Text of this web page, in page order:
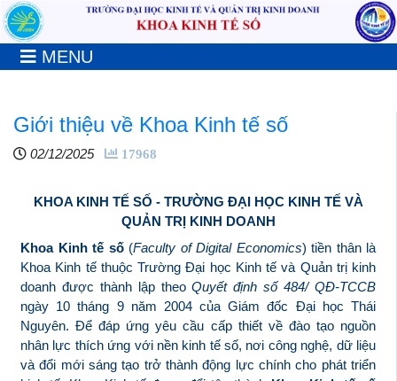
MENU
Giới thiệu về Khoa Kinh tế số
02/12/2025 17968
KHOA KINH TẾ SỐ - TRƯỜNG ĐẠI HỌC KINH TẾ VÀ
QUẢN TRỊ KINH DOANH
Khoa Kinh tế số(Faculty of Digital Economics) tiền thân là
Khoa Kinh tế thuộc Trường Đại học Kinh tế và Quản trị kinh
doanh được thành lập theoQuyết định số 484/ QĐ-TCCB
ngày 10 tháng 9 năm 2004 của Giám đốc Đại học Thái
Nguyên. Để đáp ứng yêu cầu cấp thiết về đào tạo nguồn
nhân lực thích ứng với nền kinh tế số, nơi công nghệ, dữ liệu
và đổi mới sáng tạo trở thành động lực chính cho phát triển